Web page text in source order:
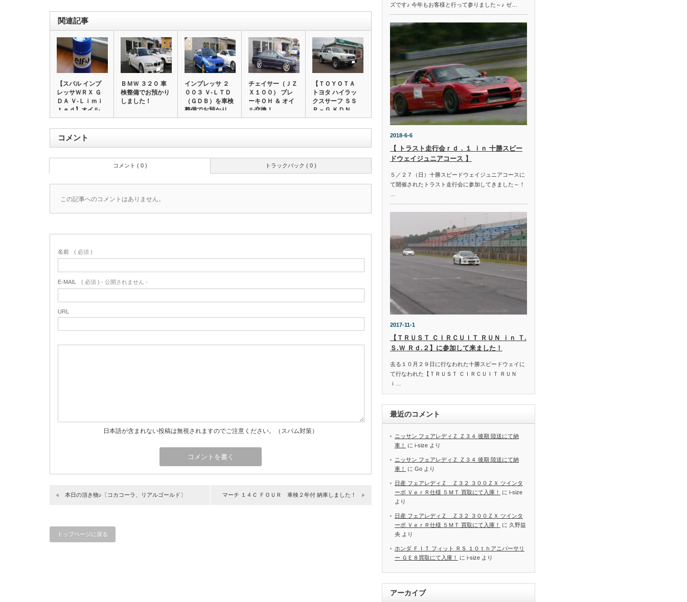
関連記事
【スバル インプ
レッサＷＲＸ Ｇ
ＤＡ Ｖ‐Ｌｉｍｉ
ｔｅｄ】オイル…
ＢＭＷ ３２０ 車
検整備でお預かり
しました！
インプレッサ ２
００３ Ｖ‐ＬＴＤ
（ＧＤＢ）を車検
整備でお預かり…
チェイサー（ＪＺ
Ｘ１００） ブレ
ーキＯＨ ＆ オイ
ル交換！
【ＴＯＹＯＴＡ
トヨタ ハイラッ
クスサーフ ＳＳ
Ｒ－Ｇ ＫＤＮ
１…
コメント
トラックバック ( 0 )
コメント ( 0 )
この記事へのコメントはありません。
名前 ( 必須 )
E-MAIL ( 必須 ) - 公開されません -
URL
日本語が含まれない投稿は無視されますのでご注意ください。（スパム対策）
本日の頂き物♪〔コカコーラ、リアルゴールド〕 マーチ １４Ｃ ＦＯＵＲ 車検２年付 納車しました！
トップページに戻る
ズです♪ 今年もお客様と行って参りました～♪ ゼ…
2018-6-6
【 トラスト走行会ｒｄ．１ ｉｎ 十勝スピー
ドウェイジュニアコース 】
５／２７（日）十勝スピードウェイジュニアコースに
て開催されたトラスト走行会に参加してきました～！
2017-11-1
【ＴＲＵＳＴ ＣＩＲＣＵＩＴ ＲＵＮ ｉｎ Ｔ.
Ｓ.Ｗ Ｒｄ.２】に参加して来ました！
去る１０月２９日に行なわれた十勝スピードウェイに
て行なわれた【ＴＲＵＳＴ ＣＩＲＣＵＩＴ ＲＵＮ
ｉ…
最近のコメント
ニッサン フェアレディＺ Ｚ３４ 後期 陸送にて納
車！
に i-size より
ニッサン フェアレディＺ Ｚ３４ 後期 陸送にて納
車！
に Go より
日産 フェアレディＺ Ｚ３２ ３００ＺＸ ツインタ
ーボ ＶｅｒＲ仕様 ５ＭＴ 買取にて入庫！
に i-size
より
日産 フェアレディＺ Ｚ３２ ３００ＺＸ ツインタ
ーボ ＶｅｒＲ仕様 ５ＭＴ 買取にて入庫！
に 久野益
央 より
ホンダ ＦＩＴ フィット ＲＳ １０ｔｈアニバーサリ
ー ＧＥ８買取にて入庫！
に i-size より
アーカイブ